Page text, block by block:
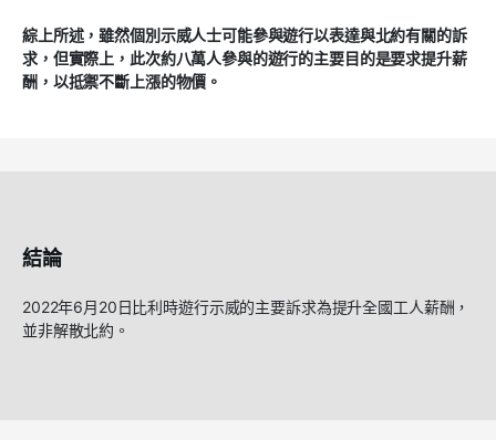
綜上所述，雖然個別示威人士可能參與遊行以表達與北約有關的訴
求，但實際上，此次約八萬人參與的遊行的主要目的是要求提升薪
酬，以抵禦不斷上漲的物價。
結論
2022年6月20日比利時遊行示威的主要訴求為提升全國工人薪酬，
並非解散北約。